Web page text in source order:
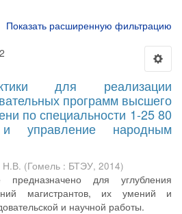
Показать расширенную фильтрацию
для реализации
программ высшего
по специальности 1-25 80
управление народным
Н.В. (Гомель : БТЭУ, 2014)
предназначено для углубления
магистрантов, их умений и
и научной работы.